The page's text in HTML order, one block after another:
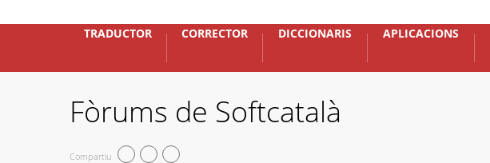
TRADUCTOR CORRECTOR DICCIONARIS APLICACIONS
Fòrums de Softcatalà
Compartiu